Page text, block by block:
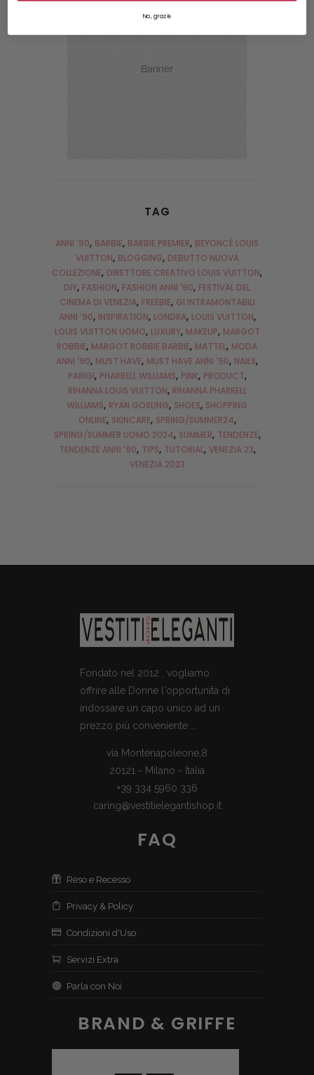
TAG
ANNI '90 BARBIE BARBIE PREMIER BEYONCÈ LOUIS
VUITTON BLOGGING DEBUTTO NUOVA
COLLEZIONE DIRETTORE CREATIVO LOUIS VUITTON
DIY FASHION FASHION ANNI '90 FESTIVAL DEL
CINEMA DI VENEZIA FREEBIE GI INTRAMONTABILI
ANNI '90 INSPIRATION LONDRA LOUIS VUITTON
LOUIS VUITTON UOMO LUXURY MAKEUP MARGOT
ROBBIE MARGOT ROBBIE BARBIE MATTEL MODA
ANNI '90 MUST HAVE MUST HAVE ANNI '90 NAILS
PARIGI PHARRELL WILLIAMS PINK PRODUCT
RIHANNA LOUIS VUITTON RIHANNA PHARRELL
WILLIAMS RYAN GOSLING SHOES SHOPPING
ONLINE SKINCARE SPRING/SUMMER24
SPRING/SUMMER UOMO 2024 SUMMER TENDENZE
TENDENZE ANNI '90 TIPS TUTORIAL VENEZIA 23
VENEZIA 2023
Fondato nel 2012 , vogliamo
offrire alle Donne l'opportunità di
indossare un capo unico ad un
prezzo più conveniente ...
via Montenapoleone,8
20121 - Milano - Italia
+39 334 5960 336
caring@vestitielegantishop.it
FAQ
Reso e Recesso
Privacy & Policy
Condizioni d'Uso
Servizi Extra
Parla con Noi
BRAND & GRIFFE
No, grazie